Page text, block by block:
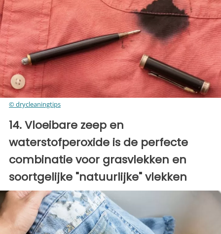
© drycleaningtips
14. Vloeibare zeep en
waterstofperoxide is de perfecte
combinatie voor grasvlekken en
soortgelijke "natuurlijke" vlekken